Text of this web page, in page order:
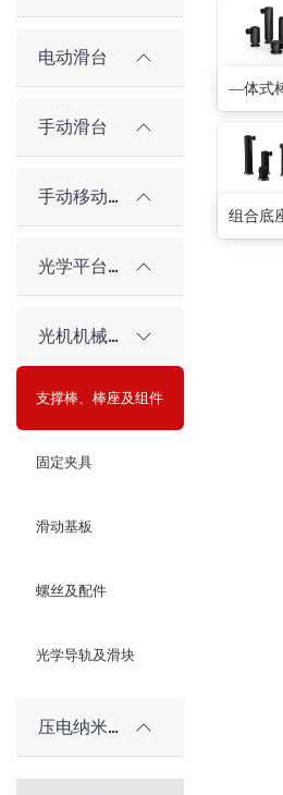
电动滑台
手动滑台
手动移动平台（老型号）
光学平台和隔振系统
光机机械件及配件
支撑棒、棒座及组件
固定夹具
滑动基板
螺丝及配件
光学导轨及滑块
压电纳米位移台